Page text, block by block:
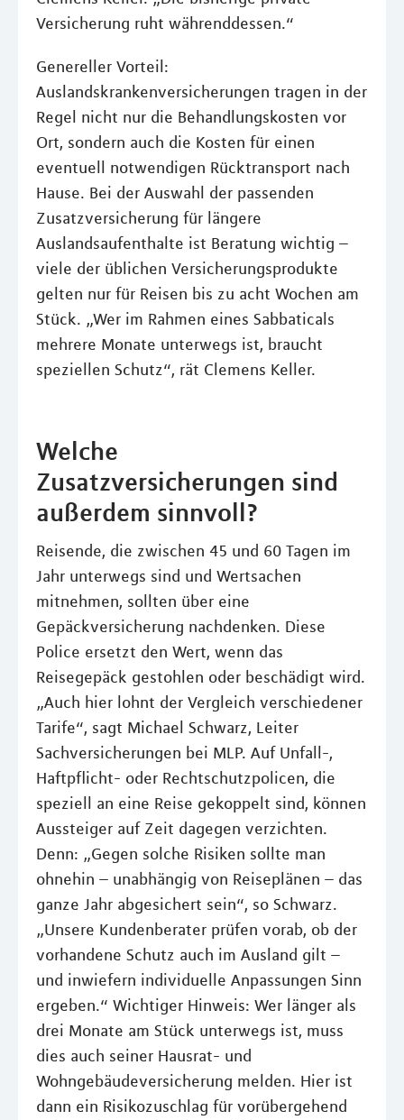
Versicherung ruht währenddessen.“
Genereller Vorteil:
Auslandskrankenversicherungen tragen in der
Regel nicht nur die Behandlungskosten vor
Ort, sondern auch die Kosten für einen
eventuell notwendigen Rücktransport nach
Hause. Bei der Auswahl der passenden
Zusatzversicherung für längere
Auslandsaufenthalte ist Beratung wichtig –
viele der üblichen Versicherungsprodukte
gelten nur für Reisen bis zu acht Wochen am
Stück. „Wer im Rahmen eines Sabbaticals
mehrere Monate unterwegs ist, braucht
speziellen Schutz“, rät Clemens Keller.
Welche
Zusatzversicherungen sind
außerdem sinnvoll?
Reisende, die zwischen 45 und 60 Tagen im
Jahr unterwegs sind und Wertsachen
mitnehmen, sollten über eine
Gepäckversicherung nachdenken. Diese
Police ersetzt den Wert, wenn das
Reisegepäck gestohlen oder beschädigt wird.
„Auch hier lohnt der Vergleich verschiedener
Tarife“, sagt Michael Schwarz, Leiter
Sachversicherungen bei MLP. Auf Unfall-,
Haftpflicht- oder Rechtschutzpolicen, die
speziell an eine Reise gekoppelt sind, können
Aussteiger auf Zeit dagegen verzichten.
Denn: „Gegen solche Risiken sollte man
ohnehin – unabhängig von Reiseplänen – das
ganze Jahr abgesichert sein“, so Schwarz.
„Unsere Kundenberater prüfen vorab, ob der
vorhandene Schutz auch im Ausland gilt –
und inwiefern individuelle Anpassungen Sinn
ergeben.“ Wichtiger Hinweis: Wer länger als
drei Monate am Stück unterwegs ist, muss
dies auch seiner Hausrat- und
Wohngebäudeversicherung melden. Hier ist
dann ein Risikozuschlag für vorübergehend